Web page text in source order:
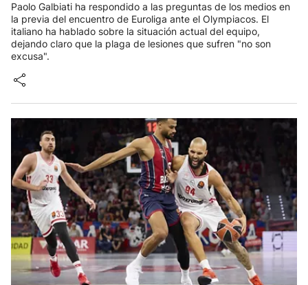
Paolo Galbiati ha respondido a las preguntas de los medios en
la previa del encuentro de Euroliga ante el Olympiacos. El
italiano ha hablado sobre la situación actual del equipo,
dejando claro que la plaga de lesiones que sufren "no son
excusa".